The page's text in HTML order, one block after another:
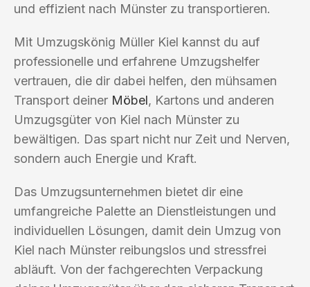
und effizient nach Münster zu transportieren.
Mit Umzugskönig Müller Kiel kannst du auf
professionelle und erfahrene Umzugshelfer
vertrauen, die dir dabei helfen, den mühsamen
Transport deiner Möbel, Kartons und anderen
Umzugsgüter von Kiel nach Münster zu
bewältigen. Das spart nicht nur Zeit und Nerven,
sondern auch Energie und Kraft.
Das Umzugsunternehmen bietet dir eine
umfangreiche Palette an Dienstleistungen und
individuellen Lösungen, damit dein Umzug von
Kiel nach Münster reibungslos und stressfrei
abläuft. Von der fachgerechten Verpackung